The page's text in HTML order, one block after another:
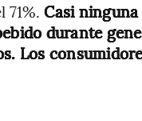
71%.Casi
durante
Los